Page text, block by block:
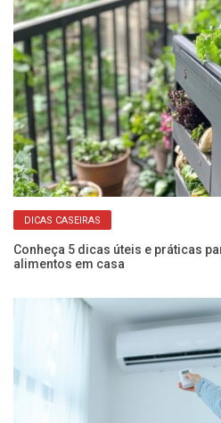
DICAS CASEIRAS
Conheça 5 dicas úteis e práticas
alimentos em casa